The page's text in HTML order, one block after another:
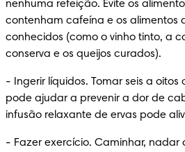
nenhuma refeição. Evite os
contenham cafeína e os alimentos
conhecidos (como o vinho tinto, a
conserva e os queijos curados).
- Ingerir líquidos. Tomar seis a
pode ajudar a prevenir a dor de
infusão relaxante de ervas pode
- Fazer exercício. Caminhar,